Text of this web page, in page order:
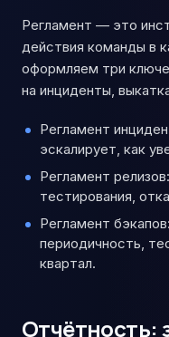
Регламент — это
действия команды в
оформляем три
на инциденты,
Регламент
эскалирует, как
Регламент
тестирования,
Регламент
периодичность,
квартал.
Отчётность: